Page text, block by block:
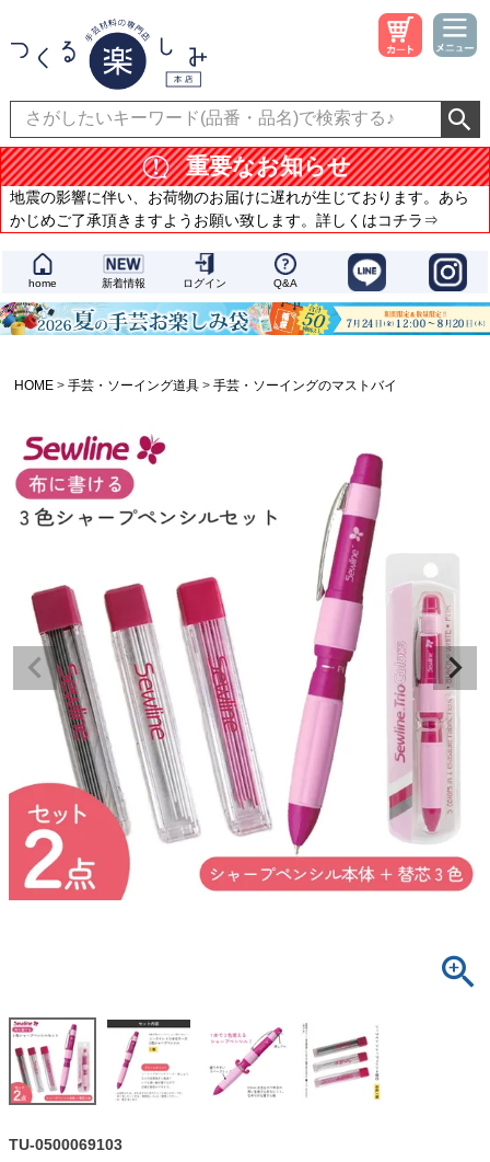
重要なお知らせ
地震の影響に伴い、お荷物のお届けに遅れが生じております。あら
かじめご了承頂きますようお願い致します。詳しくはコチラ⇒
home 新着情報 ログイン Q&A
HOME 手芸・ソーイング道具 手芸・ソーイングのマストバイ
TU-0500069103